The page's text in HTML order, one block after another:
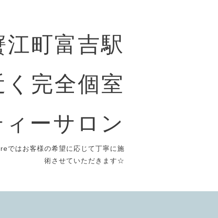
町富吉駅
く完全個室
ーサロン
ではお客様の希望に応じて丁寧に施
術させていただきます☆